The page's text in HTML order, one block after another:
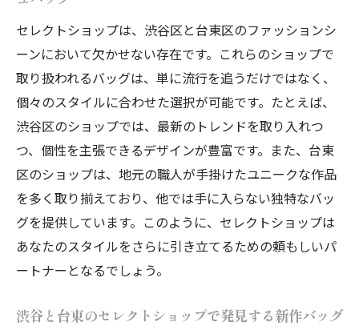
セレクトショップは、渋谷区と台東区のファッションシ
ーンにおいて欠かせない存在です。これらのショップで
取り扱われるバッグは、単に流行を追うだけではなく、
個々のスタイルに合わせた選択が可能です。たとえば、
渋谷区のショップでは、最新のトレンドを取り入れつ
つ、個性を主張できるデザインが豊富です。また、台東
区のショップは、地元の職人が手掛けたユニークな作品
を多く取り揃えており、他では手に入らない独特なバッ
グを提供しています。このように、セレクトショップは
あなたのスタイルをさらに引き立てるための頼もしいパ
ートナーとなるでしょう。
渋谷と台東のセレクトショップで発見する新作バッグ